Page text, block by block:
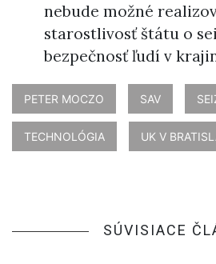
nebude možné
starostlivosť štátu o
bezpečnosť ľudí v
PETER MOCZO SAV
TECHNOLÓGIA UK V
SÚVISIACE